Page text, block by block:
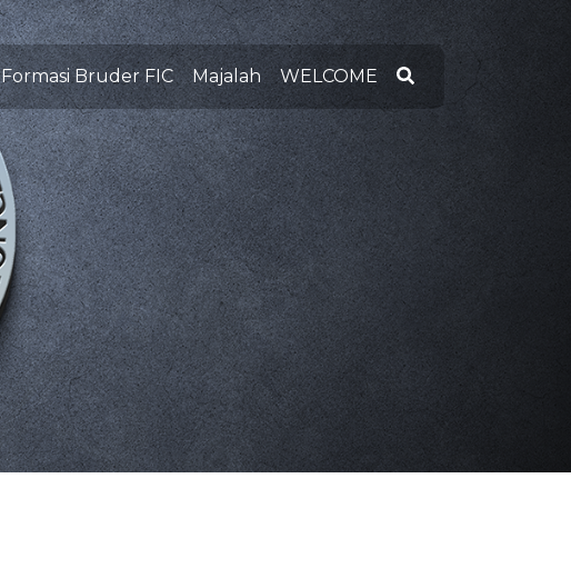
Formasi Bruder FIC Majalah WELCOME